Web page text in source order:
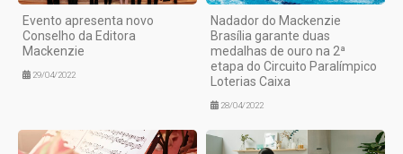
Evento apresenta novo
Conselho da Editora
Mackenzie
29/04/2022
Nadador do Mackenzie
Brasília garante duas
medalhas de ouro na 2ª
etapa do Circuito Paralímpico
Loterias Caixa
28/04/2022